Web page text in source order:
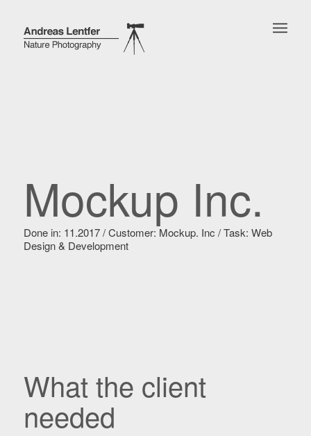
Mockup Inc.
Done in: 11.2017 / Customer: Mockup. Inc / Task: Web
Design & Development
What the client
needed